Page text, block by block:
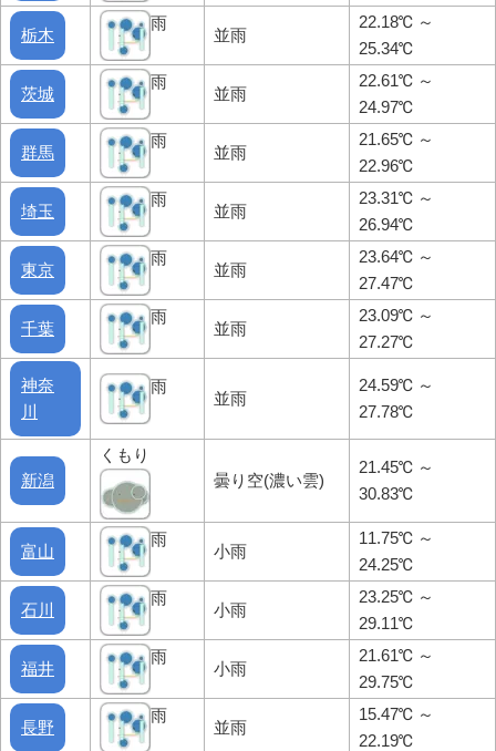
栃木
雨
並雨
22.18℃ ～
25.34℃
茨城
雨
並雨
22.61℃ ～
24.97℃
群馬
雨
並雨
21.65℃ ～
22.96℃
埼玉
雨
並雨
23.31℃ ～
26.94℃
東京
雨
並雨
23.64℃ ～
27.47℃
千葉
雨
並雨
23.09℃ ～
27.27℃
神奈
川
雨
並雨
24.59℃ ～
27.78℃
新潟
くもり
曇り空(濃い雲)
21.45℃ ～
30.83℃
富山
雨
小雨
11.75℃ ～
24.25℃
石川
雨
小雨
23.25℃ ～
29.11℃
福井
雨
小雨
21.61℃ ～
29.75℃
長野
雨
並雨
15.47℃ ～
22.19℃